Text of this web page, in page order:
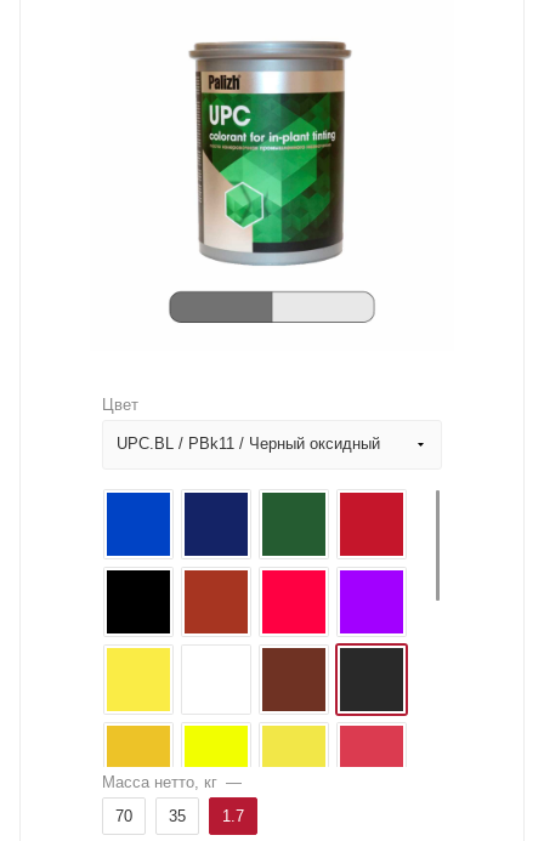
Цвет
UPC.BL / PBk11 / Черный оксидный
Масса нетто, кг —
70
35 1.7